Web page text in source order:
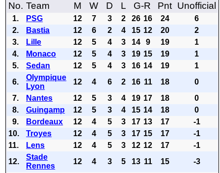
No. Team M W D L G-R Pnt Unofficial
1. PSG 12 7 3 2 26 16 24
6
2.
Bastia 12 6 2 4 15 12 20
2
3.
Lille 12 5 4 3 14 9 19
1
4.
Monaco 12 5 4 3 19 15 19
1
5.
Sedan 12 5 4 3 16 14 19
1
6.
Olympique
Lyon
12 4 6 2 16 11 18
0
7.
Nantes 12 5 3 4 19 17 18
0
8.
Guingamp 12 5 3 4 15 14 18
0
9.
Bordeaux 12 4 5 3 17 13 17
-1
10.
Troyes 12 4 5 3 17 15 17
-1
11.
Lens 12 4 5 3 12 12 17
-1
12.
Stade
Rennes
12 4 3 5 13 11 15
-3